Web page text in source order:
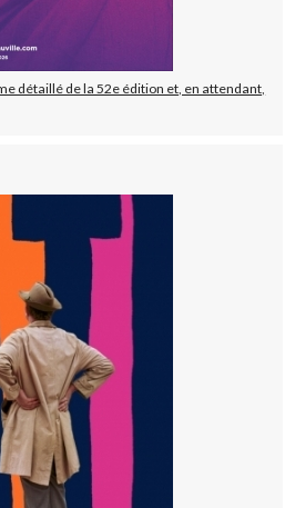
détaillé de la 52e édition et, en attendant,